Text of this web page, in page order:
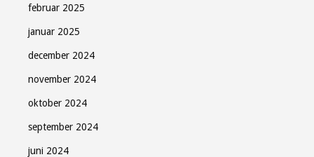
februar 2025
januar 2025
december 2024
november 2024
oktober 2024
september 2024
juni 2024